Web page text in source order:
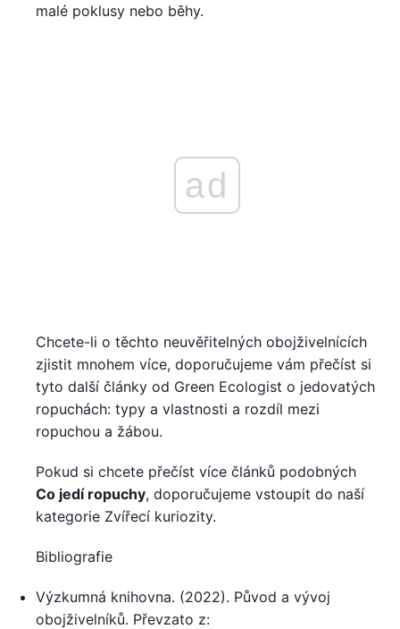
malé poklusy nebo běhy.
ad
Chcete-li o těchto neuvěřitelných obojživelnících
zjistit mnohem více, doporučujeme vám přečíst si
tyto další články od Green Ecologist o jedovatých
ropuchách: typy a vlastnosti a rozdíl mezi
ropuchou a žábou.
Pokud si chcete přečíst více článků podobných
Co jedí ropuchy, doporučujeme vstoupit do naší
kategorie Zvířecí kuriozity.
Bibliografie
Výzkumná knihovna. (2022). Původ a vývoj
obojživelníků. Převzato z: